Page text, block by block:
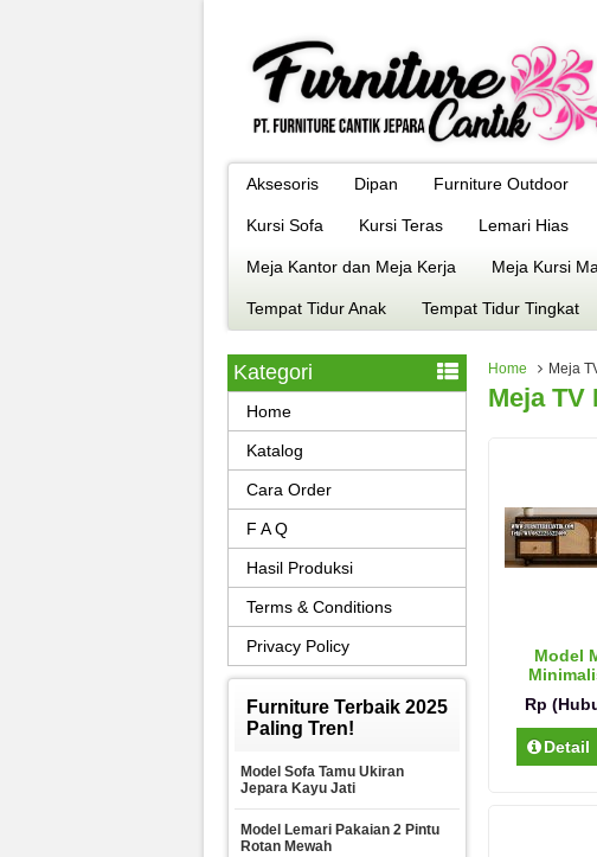
Aksesoris Dipan Furniture Outdoor
Kursi Sofa Kursi Teras Lemari Hias
Meja Kantor dan Meja Kerja Meja Kursi
Tempat Tidur Anak Tempat Tidur Tingkat
Home Meja
Meja
Model
Rp
Detail
Kategori
Home
Katalog
Cara Order
F A Q
Hasil Produksi
Terms & Conditions
Privacy Policy
Furniture Terbaik 2025
Paling Tren!
Model Sofa Tamu Ukiran
Jepara Kayu Jati
Model Lemari Pakaian 2 Pintu
Rotan Mewah